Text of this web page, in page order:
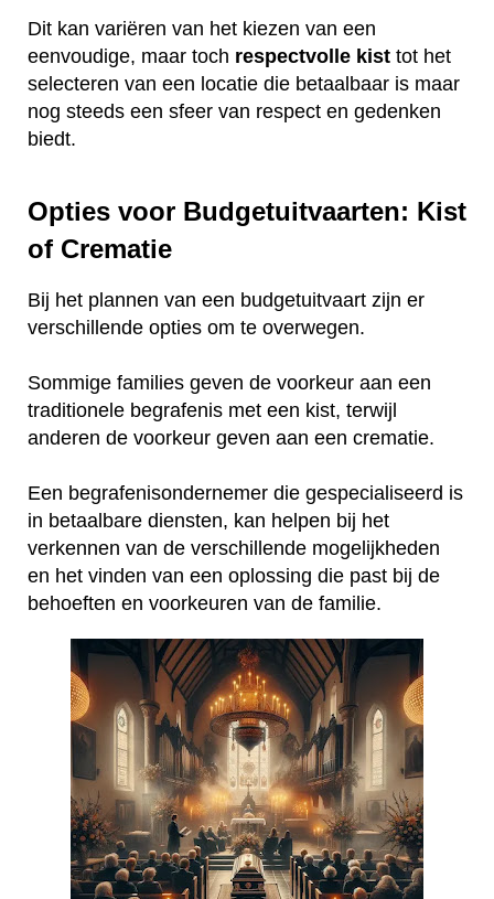
Dit kan variëren van het kiezen van een
eenvoudige, maar toch respectvolle kist tot het
selecteren van een locatie die betaalbaar is maar
nog steeds een sfeer van respect en gedenken
biedt.
Opties voor Budgetuitvaarten: Kist
of Crematie
Bij het plannen van een budgetuitvaart zijn er
verschillende opties om te overwegen.
Sommige families geven de voorkeur aan een
traditionele begrafenis met een kist, terwijl
anderen de voorkeur geven aan een crematie.
Een begrafenisondernemer die gespecialiseerd is
in betaalbare diensten, kan helpen bij het
verkennen van de verschillende mogelijkheden
en het vinden van een oplossing die past bij de
behoeften en voorkeuren van de familie.